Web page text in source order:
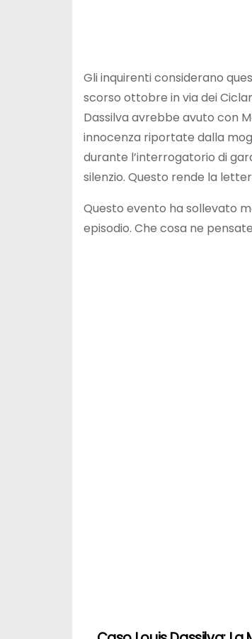
Gli inquirenti considerano
scorso ottobre in via dei
Dassilva avrebbe avuto con
innocenza riportate dalla
durante l’interrogatorio di
silenzio. Questo rende la
Questo evento ha sollevato
episodio. Che cosa ne